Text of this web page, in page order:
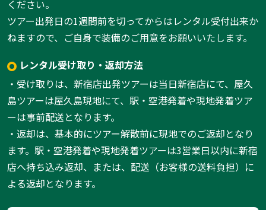
ください。
ツアー出発日の1週間前を切ってからはレンタル受付出来か
ねますので、ご自身で装備のご用意をお願いいたします。
レンタル受け取り・返却方法
・受け取りは、新宿店出発ツアーは当日新宿店にて、屋久
島ツアーは屋久島現地にて、駅・空港発着や現地発着ツア
ーは事前配送となります。
・返却は、基本的にツアー解散前に現地でのご返却となり
ます。駅・空港発着や現地発着ツアーは3営業日以内に新宿
店へ持ち込み返却、または、配送（お客様の送料負担）に
よる返却となります。